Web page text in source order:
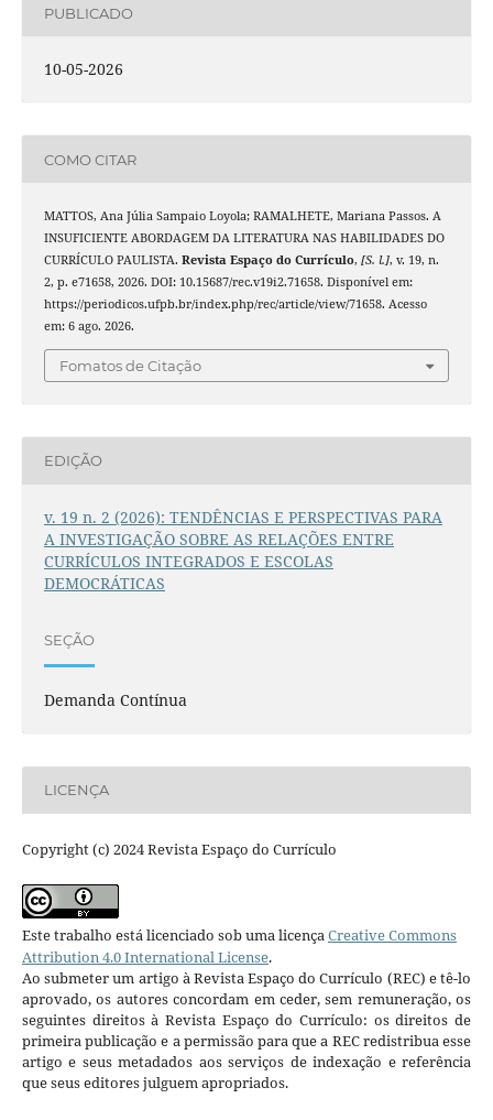
PUBLICADO
10-05-2026
COMO CITAR
MATTOS, Ana Júlia Sampaio Loyola; RAMALHETE, Mariana Passos. A
INSUFICIENTE ABORDAGEM DA LITERATURA NAS HABILIDADES DO
CURRÍCULO PAULISTA. Revista Espaço do Currículo, [S. l.], v. 19, n.
2, p. e71658, 2026. DOI: 10.15687/rec.v19i2.71658. Disponível em:
https://periodicos.ufpb.br/index.php/rec/article/view/71658. Acesso
em: 6 ago. 2026.
Fomatos de Citação
EDIÇÃO
v. 19 n. 2 (2026): TENDÊNCIAS E PERSPECTIVAS PARA
A INVESTIGAÇÃO SOBRE AS RELAÇÕES ENTRE
CURRÍCULOS INTEGRADOS E ESCOLAS
DEMOCRÁTICAS
SEÇÃO
Demanda Contínua
LICENÇA
Copyright (c) 2024 Revista Espaço do Currículo
Este trabalho está licenciado sob uma licençaCreative Commons
Attribution 4.0 International License.
Ao submeter um artigo à Revista Espaço do Currículo (REC) e tê-lo
aprovado, os autores concordam em ceder, sem remuneração, os
seguintes direitos à Revista Espaço do Currículo: os direitos de
primeira publicação e a permissão para que a REC redistribua esse
artigo e seus metadados aos serviços de indexação e referência
que seus editores julguem apropriados.